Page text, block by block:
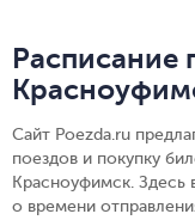
Расписание
Сайт Poezda.ru
поездов и покупку
Красноуфимск. Здесь
о времени